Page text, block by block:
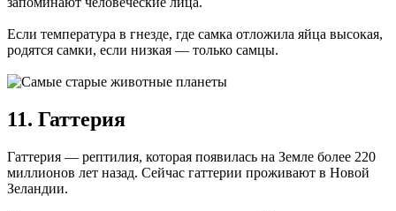
Если температура в гнезде, где самка отложила яйца высокая,
родятся самки, если низкая — только самцы.
11. Гаттерия
Гаттерия — рептилия, которая появилась на Земле более 220
миллионов лет назад. Сейчас гаттерии проживают в Новой
Зеландии.